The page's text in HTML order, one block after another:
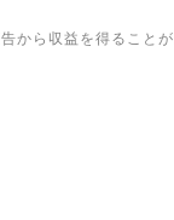
から収益を得ること